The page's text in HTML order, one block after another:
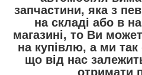
запчастини, яка з
на складі або в
магазині, то Ви
на купівлю, а ми
що від нас
отримати